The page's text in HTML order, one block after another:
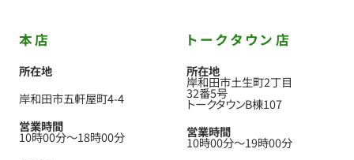
本店
所在地
岸和田市五軒屋町4-4
営業時間
10時00分〜18時00分
トークタウン店
所在地
岸和田市土生町2丁目
32番5号
トークタウンB棟107
営業時間
10時00分〜19時00分